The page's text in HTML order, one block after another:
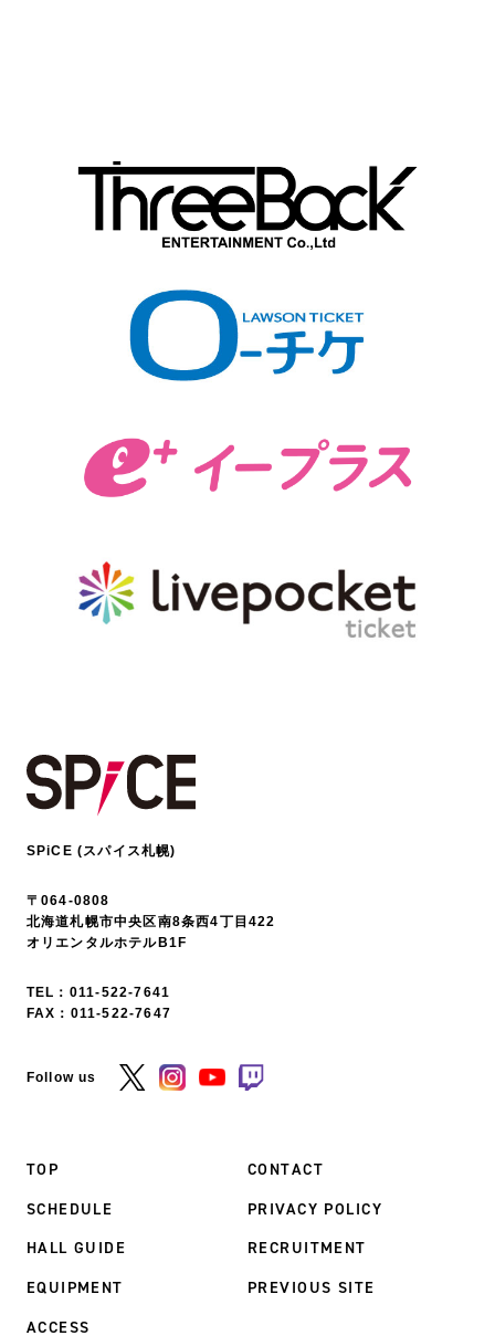
SPiCE (スパイス札幌)
〒064-0808
北海道札幌市中央区南8条西4丁目422
オリエンタルホテルB1F
TEL： 011-522-7641
FAX：011-522-7647
Follow us
TOP
SCHEDULE
HALL GUIDE
EQUIPMENT
ACCESS
CONTACT
PRIVACY POLICY
RECRUITMENT
PREVIOUS SITE